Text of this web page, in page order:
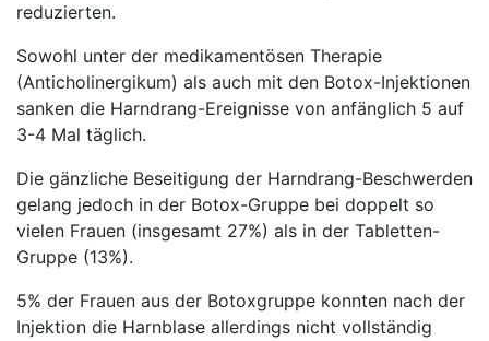
reduzierten.
Sowohl unter der medikamentösen Therapie
(Anticholinergikum) als auch mit den Botox-Injektionen
sanken die Harndrang-Ereignisse von anfänglich 5 auf
3-4 Mal täglich.
Die gänzliche Beseitigung der Harndrang-Beschwerden
gelang jedoch in der Botox-Gruppe bei doppelt so
vielen Frauen (insgesamt 27%) als in der Tabletten-
Gruppe (13%).
5% der Frauen aus der Botoxgruppe konnten nach der
Injektion die Harnblase allerdings nicht vollständig